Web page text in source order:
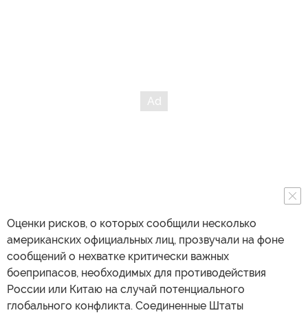
Оценки рисков, о которых сообщили несколько
американских официальных лиц, прозвучали на фоне
сообщений о нехватке критически важных
боеприпасов, необходимых для противодействия
России или Китаю на случай потенциального
глобального конфликта. Соединенные Штаты